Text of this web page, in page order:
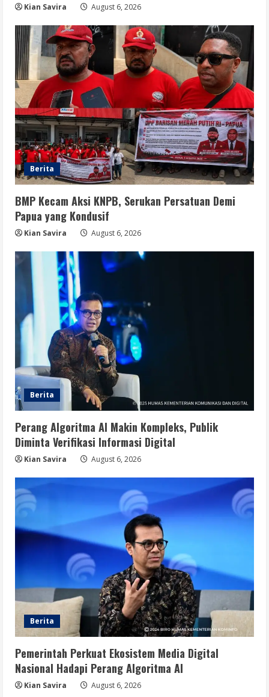
5
Etika, Verifikasi, dan Media Tepercaya
August 6, 2026
Kian Savira August 6, 2026
Berita
BMP Kecam Aksi KNPB, Serukan Persatuan Demi
Papua yang Kondusif
Kian Savira August 6, 2026
Berita
Perang Algoritma AI Makin Kompleks, Publik
Diminta Verifikasi Informasi Digital
Kian Savira August 6, 2026
Berita
Pemerintah Perkuat Ekosistem Media Digital
Nasional Hadapi Perang Algoritma AI
Kian Savira August 6, 2026